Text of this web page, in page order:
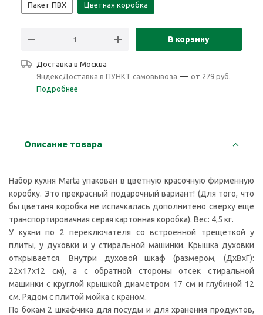
Пакет ПВХ Цветная коробка
В корзину
Доставка в Москва
ЯндексДоставка в ПУНКТ самовывоза — от 279 руб.
Подробнее
Описание товара
Набор кухня Marta упакован в цветную красочную фирменную
коробку. Это прекрасный подарочный вариант! (Для того, что
бы цветаня коробка не испачкалась дополнитено сверху еще
транспортировачная серая картонная коробка). Вес: 4,5 кг.
У кухни по 2 переключателя со встроенной трещеткой у
плиты, у духовки и у стиральной машинки. Крышка духовки
открывается. Внутри духовой шкаф (размером, (ДxВxГ):
22х17x12 см), а с обратной стороны отсек стиральной
машинки с круглой крышкой диаметром 17 см и глубиной 12
см. Рядом с плитой мойка с краном.
По бокам 2 шкафчика для посуды и для хранения продуктов,